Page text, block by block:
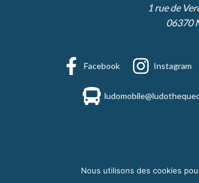
1 rue de
06370
Facebook Instagram
Nous utilisons des cookies